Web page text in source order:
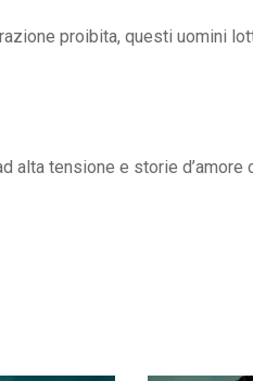
proibita, questi uomini
alta tensione e storie d’amore